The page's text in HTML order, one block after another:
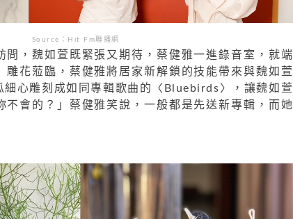
Source： Hit Fm聯播網
問，魏如萱既緊張又期待，蔡健雅一進錄音室，就端
雕花蒞臨，蔡健雅將居家新解鎖的技能帶來與魏如萱
細心雕刻成如同專輯歌曲的〈Bluebirds〉，讓魏如萱
不會的？」蔡健雅笑說，一般都是先送新專輯，而她